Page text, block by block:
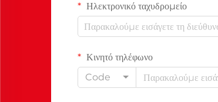
Ηλεκτρονικό ταχυδρομείο
Κινητό τηλέφωνο
Code